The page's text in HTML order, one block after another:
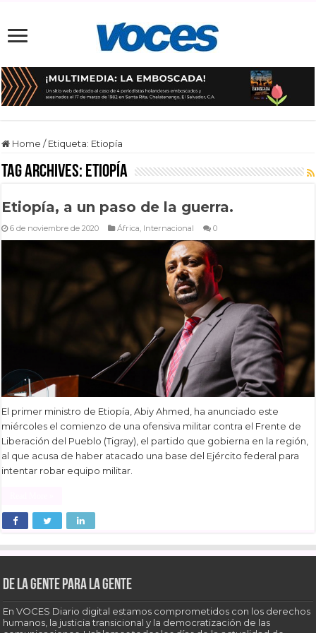
Home / Etiqueta: Etiopía
Tag Archives: Etiopía
Etiopía, a un paso de la guerra.
6 de noviembre de 2020 África, Internacional 0
El primer ministro de Etiopía, Abiy Ahmed, ha anunciado este
miércoles el comienzo de una ofensiva militar contra el Frente de
Liberación del Pueblo (Tigray), el partido que gobierna en la región,
al que acusa de haber atacado una base del Ejército federal para
intentar robar equipo militar.
De la gente para la gente
En VOCES Diario digital estamos comprometidos con los derechos
humanos, la justicia transicional y la democratización de las